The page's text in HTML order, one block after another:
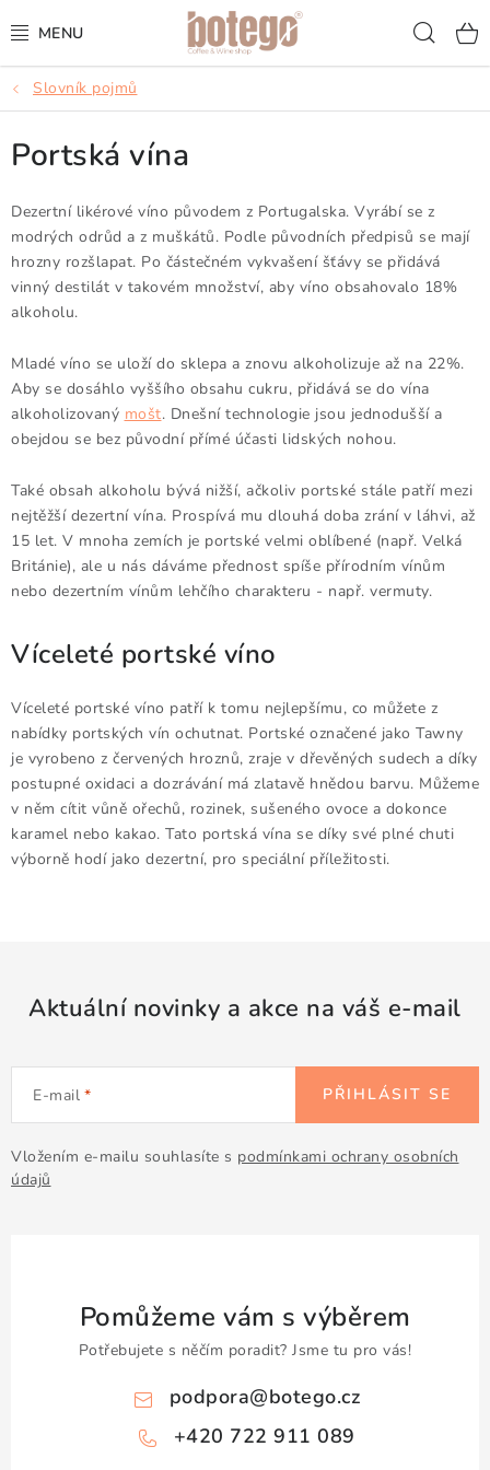
na
KÁVA
FRAPPÉ
VÍNA
ŠUMIVÁ VÍNA
KOKTEJLY & APERITIVY
ČAJ & ČOKOLÁDA
PŘÍSLUŠENSTVÍ
Doprava a platba
Obchodní podmínky
Podmínky ochrany osobních údajů
Hodnocení obchodu
Kontakty
O nás Velkoobchod
Slovník pojmů
Portská vína
Dezertní likérové víno původem z Portugalska. Vyrábí se z
modrých odrůd a z muškátů. Podle původních předpisů se mají
hrozny rozšlapat. Po částečném vykvašení šťávy se přidává
vinný destilát v takovém množství, aby víno obsahovalo 18%
alkoholu.
Mladé víno se uloží do sklepa a znovu alkoholizuje až na 22%.
Aby se dosáhlo vyššího obsahu cukru, přidává se do vína
alkoholizovaný mošt. Dnešní technologie jsou jednodušší a
obejdou se bez původní přímé účasti lidských nohou.
Také obsah alkoholu bývá nižší, ačkoliv portské stále patří mezi
nejtěžší dezertní vína. Prospívá mu dlouhá doba zrání v láhvi, až
15 let. V mnoha zemích je portské velmi oblíbené (např. Velká
Británie), ale u nás dáváme přednost spíše přírodním vínům
nebo dezertním vínům lehčího charakteru - např. vermuty.
Víceleté portské víno
Víceleté portské víno patří k tomu nejlepšímu, co můžete z
nabídky portských vín ochutnat. Portské označené jako Tawny
je vyrobeno z červených hroznů, zraje v dřevěných sudech a díky
postupné oxidaci a dozrávání má zlatavě hnědou barvu. Můžeme
v něm cítit vůně ořechů, rozinek, sušeného ovoce a dokonce
karamel nebo kakao. Tato portská vína se díky své plné chuti
výborně hodí jako dezertní, pro speciální příležitosti.
Aktuální novinky a akce na váš e-mail
E-mail
Vložením e-mailu souhlasíte s podmínkami ochrany osobních
údajů
PŘIHLÁSIT SE
Pomůžeme vám s výběrem
Potřebujete s něčím poradit? Jsme tu pro vás!
podpora@botego.cz
+420 722 911 089